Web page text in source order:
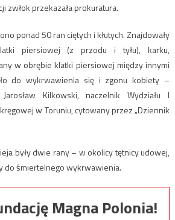
zwłok przekazała prokuratura.
ponad 50 ran ciętych i kłutych. Znajdowały
piersiowej (z przodu i tyłu), karku,
w obrębie klatki piersiowej między innymi
do wykrwawienia się i zgonu kobiety –
Kilkowski, naczelnik Wydziału I
w Toruniu, cytowany przez „Dziennik
były dwie rany – w okolicy tętnicy udowej,
do śmiertelnego wykrwawienia.
Magna Polonia!